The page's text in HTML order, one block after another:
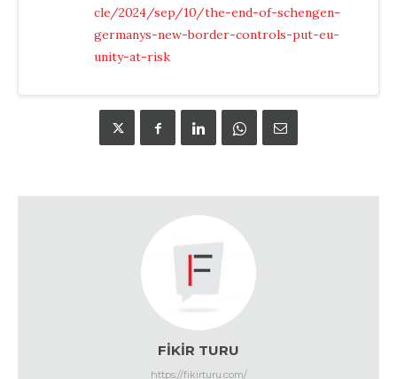
cle/2024/sep/10/the-end-of-schengen-
germanys-new-border-controls-put-eu-
unity-at-risk
FIKIR TURU
https://fikirturu.com/